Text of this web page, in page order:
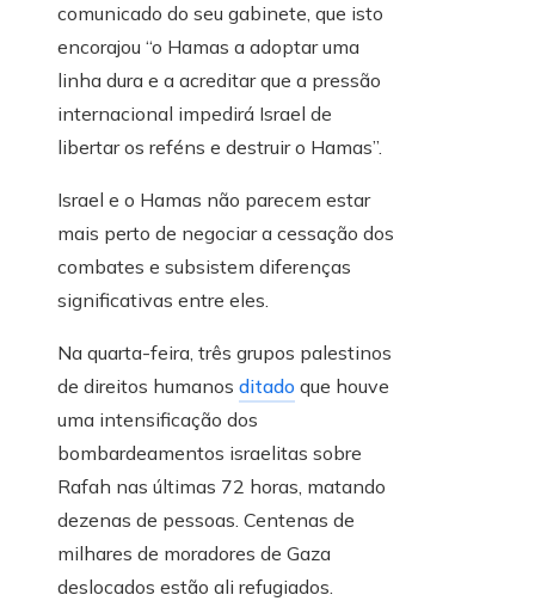
comunicado do seu gabinete, que isto
encorajou “o Hamas a adoptar uma
linha dura e a acreditar que a pressão
internacional impedirá Israel de
libertar os reféns e destruir o Hamas”.
Israel e o Hamas não parecem estar
mais perto de negociar a cessação dos
combates e subsistem diferenças
significativas entre eles.
Na quarta-feira, três grupos palestinos
de direitos humanos ditado que houve
uma intensificação dos
bombardeamentos israelitas sobre
Rafah nas últimas 72 horas, matando
dezenas de pessoas. Centenas de
milhares de moradores de Gaza
deslocados estão ali refugiados.